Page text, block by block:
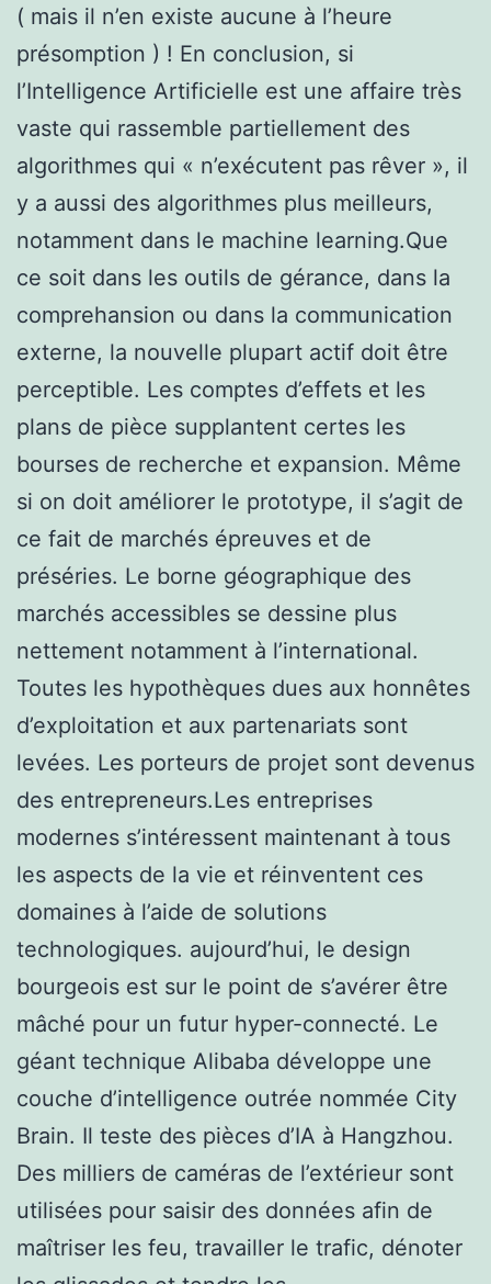
( mais il n’en existe aucune à l’heure
présomption ) ! En conclusion, si
l’Intelligence Artificielle est une affaire très
vaste qui rassemble partiellement des
algorithmes qui « n’exécutent pas rêver », il
y a aussi des algorithmes plus meilleurs,
notamment dans le machine learning.Que
ce soit dans les outils de gérance, dans la
comprehansion ou dans la communication
externe, la nouvelle plupart actif doit être
perceptible. Les comptes d’effets et les
plans de pièce supplantent certes les
bourses de recherche et expansion. Même
si on doit améliorer le prototype, il s’agit de
ce fait de marchés épreuves et de
préséries. Le borne géographique des
marchés accessibles se dessine plus
nettement notamment à l’international.
Toutes les hypothèques dues aux honnêtes
d’exploitation et aux partenariats sont
levées. Les porteurs de projet sont devenus
des entrepreneurs.Les entreprises
modernes s’intéressent maintenant à tous
les aspects de la vie et réinventent ces
domaines à l’aide de solutions
technologiques. aujourd’hui, le design
bourgeois est sur le point de s’avérer être
mâché pour un futur hyper-connecté. Le
géant technique Alibaba développe une
couche d’intelligence outrée nommée City
Brain. Il teste des pièces d’IA à Hangzhou.
Des milliers de caméras de l’extérieur sont
utilisées pour saisir des données afin de
maîtriser les feu, travailler le trafic, dénoter